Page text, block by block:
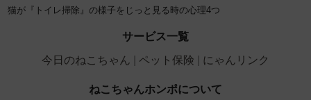
猫が『トイレ掃除』の様子をじっと見る時の心理4つ
サービス一覧
今日のねこちゃん
ペット保険 にゃんリンク
ねこちゃんホンポについて